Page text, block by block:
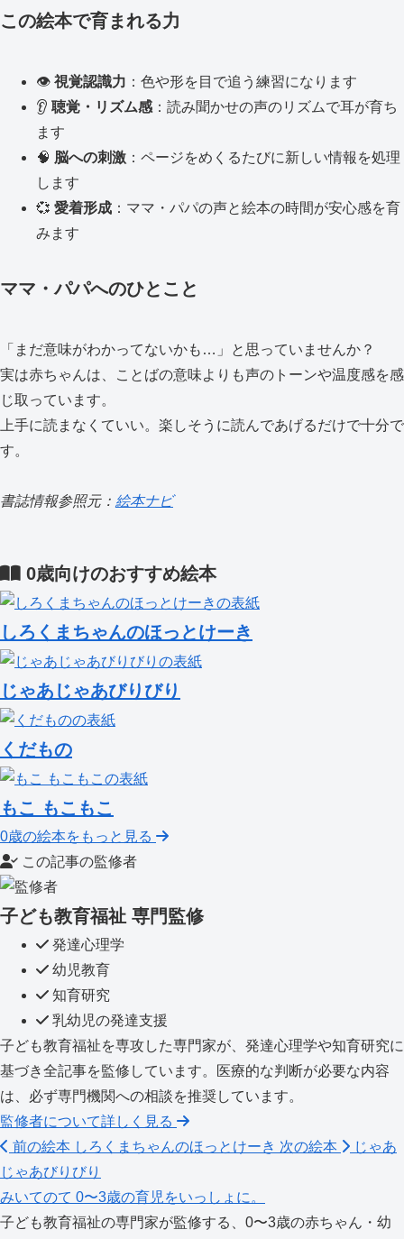
この絵本で育まれる力
👁️ 視覚認識力 ：色や形を目で追う練習になります
👂 聴覚・リズム感 ：読み聞かせの声のリズムで耳が育ち
ます
🧠 脳への刺激 ：ページをめくるたびに新しい情報を処理
します
💞 愛着形成 ：ママ・パパの声と絵本の時間が安心感を育
みます
ママ・パパへのひとこと
「まだ意味がわかってないかも…」と思っていませんか？
実は赤ちゃんは、ことばの意味よりも声のトーンや温度感を感
じ取っています。
上手に読まなくていい。楽しそうに読んであげるだけで十分で
す。
書誌情報参照元： 絵本ナビ
0歳向けのおすすめ絵本
しろくまちゃんのほっとけーき
じゃあじゃあびりびり
くだもの
もこ もこもこ
0歳の絵本をもっと見る
この記事の監修者
子ども教育福祉 専門監修
発達心理学
幼児教育
知育研究
乳幼児の発達支援
子ども教育福祉を専攻した専門家が、発達心理学や知育研究に
基づき全記事を監修しています。医療的な判断が必要な内容
は、必ず専門機関への相談を推奨しています。
監修者について詳しく見る
前の絵本 しろくまちゃんのほっとけーき 次の絵本
じゃあ
じゃあびりびり
みいてのて 0〜3歳の育児をいっしょに。
子ども教育福祉の専門家が監修する、0〜3歳の赤ちゃん・幼